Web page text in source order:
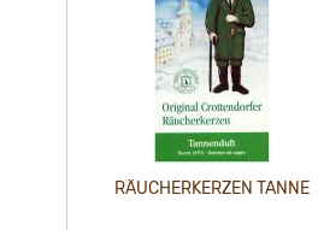
RÄUCHERKERZEN TANNE